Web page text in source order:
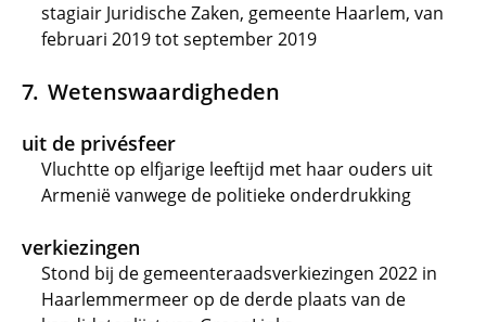
stagiair Juridische Zaken, gemeente Haarlem, van
februari 2019 tot september 2019
Wetenswaardigheden
uit de privésfeer
Vluchtte op elfjarige leeftijd met haar ouders uit
Armenië vanwege de politieke onderdrukking
verkiezingen
Stond bij de gemeenteraadsverkiezingen 2022 in
Haarlemmermeer op de derde plaats van de